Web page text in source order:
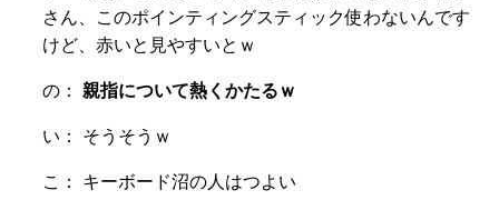
さん、このポインティングスティック使わないんです
けど、赤いと見やすいとｗ
の： 親指について熱くかたるｗ
い： そうそうｗ
こ： キーボード沼の人はつよい